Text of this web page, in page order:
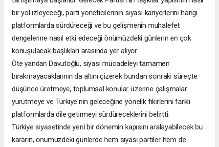
bir yol izleyeceği, parti yöneticilerinin siyasi kariyerlerini hangi
platformlarda sürdüreceği ve bu gelişmenin muhalefet
dengelerine nasıl etki edeceği önümüzdeki günlerin en çok
konuşulacak başlıkları arasında yer alıyor.
Öte yandan Davutoğlu, siyasi mücadeleyi tamamen
bırakmayacaklarının da altını çizerek bundan sonraki süreçte
düşünce üretmeye, toplumsal konular üzerine çalışmalar
yürütmeye ve Türkiye'nin geleceğine yönelik fikirlerini farklı
platformlarda dile getirmeyi sürdüreceklerini belirtti.
Türkiye siyasetinde yeni bir dönemin kapısını aralayabilecek bu
kararın, önümüzdeki günlerde hem siyasi partiler hem de